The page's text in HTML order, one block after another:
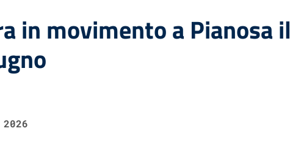
in movimento a Pianosa il